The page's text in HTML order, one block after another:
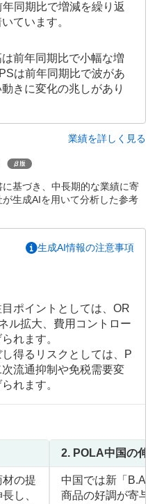
同期比で増減を繰り返
ています。
前年同期比で小幅な増
は前年同期比で波があ
きに変化の兆しがあり
業績を詳しく見る
基づき、中長期的な業績に寄
生成AIを用いて分析した参考
生成AI情報の注意事項
ポイントとしては、OR
ル拡大、費用コントロー
れます。
得るリスクとしては、P
流通抑制や免税需要変
れます。
の提
し、
2. POLA中国の伸
中国では新「B.A
商品の好調が寄与